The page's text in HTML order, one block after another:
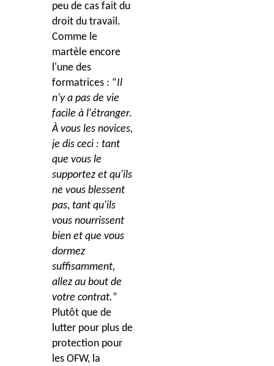
peu de cas fait du
droit du travail.
Comme le
martèle encore
l'une des
formatrices : “Il
n'y a pas de vie
facile à l'étranger.
À vous les novices,
je dis ceci : tant
que vous le
supportez et qu'ils
ne vous blessent
pas, tant qu'ils
vous nourrissent
bien et que vous
dormez
suffisamment,
allez au bout de
votre contrat.”
Plutôt que de
lutter pour plus de
protection pour
les OFW, la